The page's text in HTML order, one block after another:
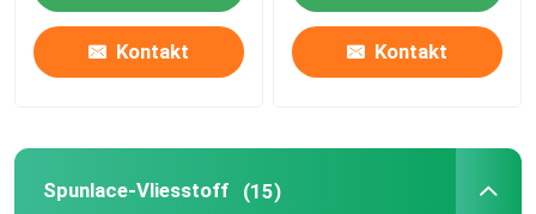
Kontakt Kontakt
Spunlace-Vliesstoff (15)